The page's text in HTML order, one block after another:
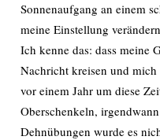
Sonnenaufgang an einem
meine Einstellung
Ich kenne das: dass meine
Nachricht kreisen und mich
vor einem Jahr um diese
Oberschenkeln,
Dehnübungen wurde es